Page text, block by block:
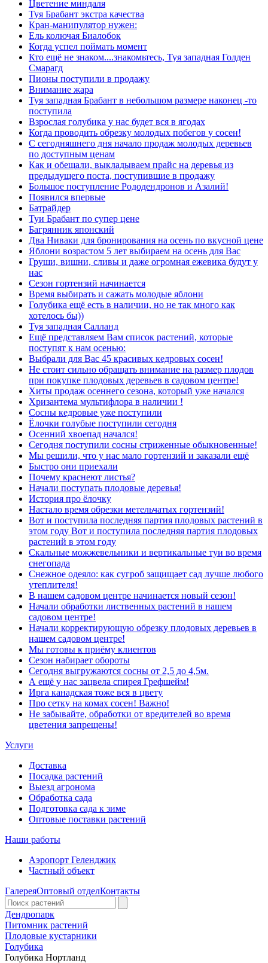
Цветение миндаля
Туя Брабант экстра качества
Кран-манипулятор нужен:
Ель колючая Биалобок
Когда успел поймать момент
Кто ещё не знаком....знакомьтесь, Туя западная Голден
Смарагд
Пионы поступили в продажу
Внимание жара
Туя западная Брабант в небольшом размере наконец -то
поступила
Взрослая голубика у нас будет вся в ягодах
Когда проводить обрезку молодых побегов у сосен!
С сегодняшнего дня начало продаж молодых деревьев
по доступным ценам
Как и обещали, выкладываем прайс на деревья из
предыдущего поста, поступившие в продажу
Большое поступление Рододендронов и Азалий!
Появился впервые
Батрайдер
Туи Брабант по супер цене
Багрянник японский
Два Ниваки для бронирования на осень по вкусной цене
Яблони возрастом 5 лет выбираем на осень для Вас
Груши, вишни, сливы и даже огромная ежевика будут у
нас
Сезон гортензий начинается
Время выбирать и сажать молодые яблони
Голубика ещё есть в наличии, но не так много как
хотелось бы))
Туя западная Салланд
Ещё представляем Вам список растений, которые
поступят к нам осенью:
Выбрали для Вас 45 красивых кедровых сосен!
Не стоит сильно обращать внимание на размер плодов
при покупке плодовых деревьев в садовом центре!
Хиты продаж осеннего сезона, который уже начался
Хризантема мультифлора в наличии !
Сосны кедровые уже поступили
Ёлочки голубые поступили сегодня
Осенний хвоепад начался!
Сегодня поступили сосны стриженные обыкновенные!
Мы решили, что у нас мало гортензий и заказали ещё
Быстро они приехали
Почему краснеют листья?
Начали поступать плодовые деревья!
История про ёлочку
Настало время обрезки метельчатых гортензий!
Вот и поступила последняя партия плодовых растений в
этом году Вот и поступила последняя партия плодовых
растений в этом году
Скальные можжевельники и вертикальные туи во время
снегопада
Снежное одеяло: как сугроб защищает сад лучше любого
утеплителя!
В нашем садовом центре начинается новый сезон!
Начали обработки лиственных растений в нашем
садовом центре!
Начали корректирующую обрезку плодовых деревьев в
нашем садовом центре!
Мы готовы к приёму клиентов
Сезон набирает обороты
Сегодня выгружаются сосны от 2,5 до 4,5м.
А ещё у нас зацвела спирея Грефшейм!
Ирга канадская тоже вся в цвету
Про сетку на комах сосен! Важно!
Не забывайте, обработки от вредителей во время
цветения запрещены!
Услуги
Доставка
Посадка растений
Выезд агронома
Обработка сада
Подготовка сада к зиме
Оптовые поставки растений
Наши работы
Аэропорт Геленджик
Частный объект
ГалереяОптовый отделКонтакты
Дендропарк
Питомник растений
Плодовые кустарники
Голубика
Голубика Нортланд